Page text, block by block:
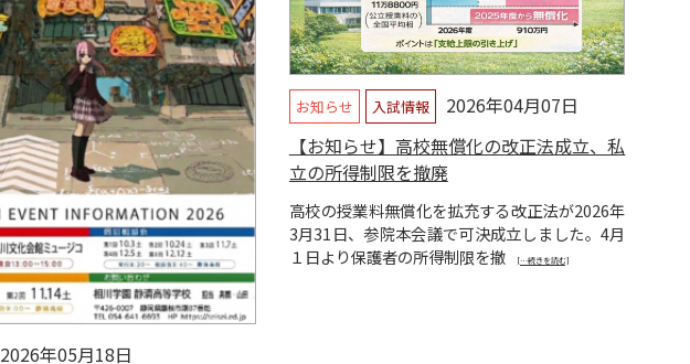
2026年05月18日
お知らせ 入試情報
2026年04月07日
【お知らせ】高校無償化の改正法成立、私
立の所得制限を撤廃
高校の授業料無償化を拡充する改正法が2026年
3月31日、参院本会議で可決成立しました。4月
１日より保護者の所得制限を撤
[…続きを読む]